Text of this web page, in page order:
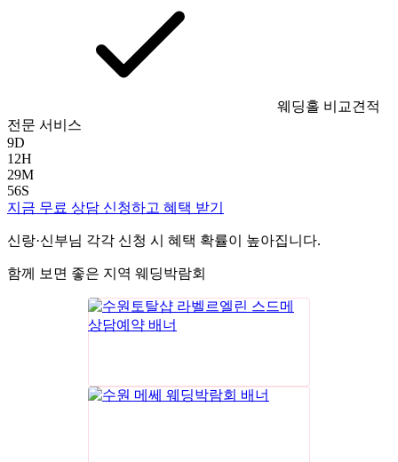
웨딩홀 비교견적
전문 서비스
9D
12H
29M
55S
지금 무료 상담 신청하고 혜택 받기
신랑·신부님 각각 신청 시 혜택 확률이 높아집니다.
함께 보면 좋은 지역 웨딩박람회